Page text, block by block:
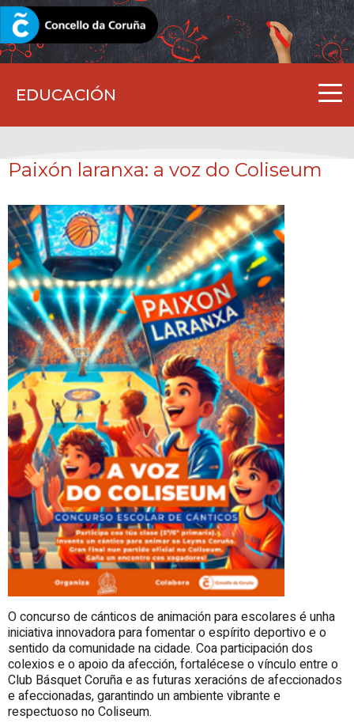
EDUCACIÓN
CORUNA.GAL
Paixón laranxa: a voz do Coliseum
O concurso de cánticos de animación para escolares é unha
iniciativa innovadora para fomentar o espírito deportivo e o
sentido da comunidade na cidade. Coa participación dos
colexios e o apoio da afección, fortalécese o vínculo entre o
Club Básquet Coruña e as futuras xeracións de afeccionados
e afeccionadas, garantindo un ambiente vibrante e
respectuoso no Coliseum.